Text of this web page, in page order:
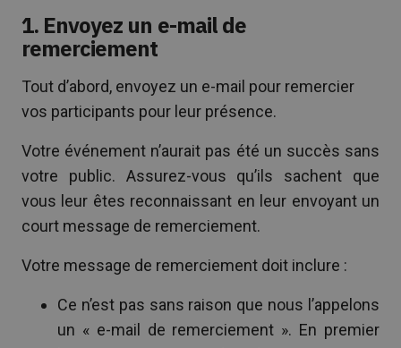
1. Envoyez un e-mail de
remerciement
Tout d’abord, envoyez un e-mail pour remercier
vos participants pour leur présence.
Votre événement n’aurait pas été un succès sans
votre public. Assurez-vous qu’ils sachent que
vous leur êtes reconnaissant en leur envoyant un
court message de remerciement.
Votre message de remerciement doit inclure :
Ce n’est pas sans raison que nous l’appelons
un « e-mail de remerciement ». En premier